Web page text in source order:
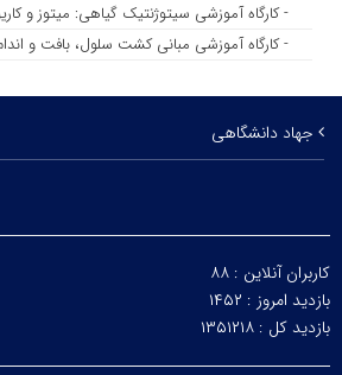
- کارگاه آموزشی سیتوژنتیک گیاهی: میتوز و
- کارگاه آموزشی مبانی کشت سلول، بافت و
جهاد دانشگاهی
کاربران آنلاین : ۸۸
بازدید امروز : ۱۴۵۲
بازدید کل : ۱۳۵۱۲۱۸